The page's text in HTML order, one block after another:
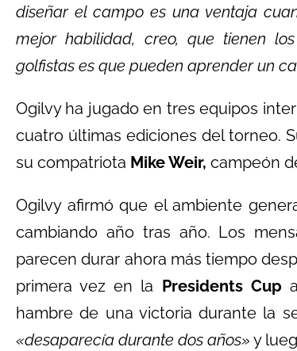
diseñar el campo es una ventaja
mejor habilidad, creo, que tienen
golfistas es que pueden aprender un
Ogilvy ha jugado en tres equipos
cuatro últimas ediciones del torneo.
su compatriota Mike Weir, campeón
Ogilvy afirmó que el ambiente
cambiando año tras año. Los
parecen durar ahora más tiempo
primera vez en la Presidents Cup
hambre de una victoria durante la
«desaparecía durante dos años» y